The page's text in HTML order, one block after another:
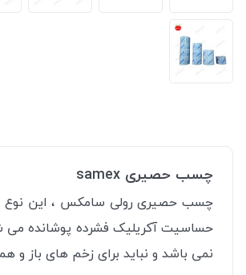
چسب حصیری samex
چسب حصیری رولی سامکس ، این نوع
حساسیت آکریلیک فشرده پوشانده می
نمی باشد و نباید برای زخم های باز و